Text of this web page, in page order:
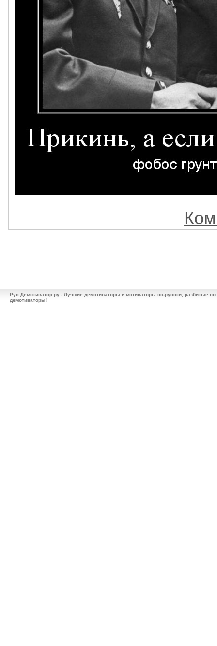
Рус Демотиватор.ру - Лучшие демотиваторы и мотиваторы по-русски, разбитые
демотиваторы!